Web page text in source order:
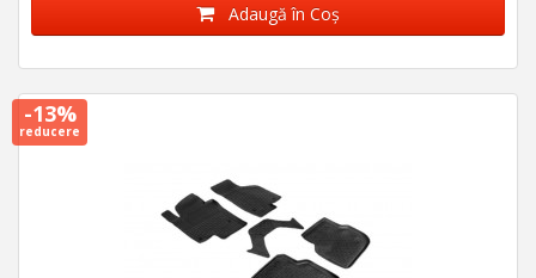
Adaugă în Coş
-13%
reducere